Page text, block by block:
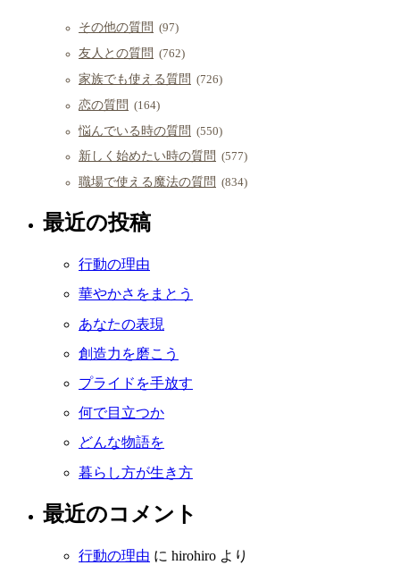
その他の質問 (97)
友人との質問 (762)
家族でも使える質問 (726)
恋の質問 (164)
悩んでいる時の質問 (550)
新しく始めたい時の質問 (577)
職場で使える魔法の質問 (834)
最近の投稿
行動の理由
華やかさをまとう
あなたの表現
創造力を磨こう
プライドを手放す
何で目立つか
どんな物語を
暮らし方が生き方
最近のコメント
行動の理由 に hirohiro より